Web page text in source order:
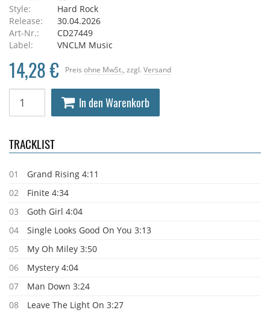
Style:
Hard Rock
Release:
30.04.2026
Art-Nr.:
CD27449
Label:
VNCLM Music
Preis ohne MwSt. , zzgl. Versand
14,28 €
In den Warenkorb
TRACKLIST
01
Grand Rising 4:11
02
Finite 4:34
03
Goth Girl 4:04
04
Single Looks Good On You 3:13
05
My Oh Miley 3:50
06
Mystery 4:04
07
Man Down 3:24
08
Leave The Light On 3:27